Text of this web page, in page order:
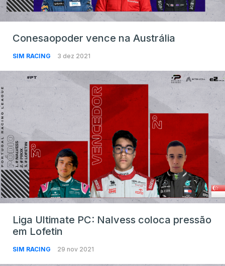
Conesaopoder vence na Austrália
SIM RACING 3 dez 2021
Liga Ultimate PC: Nalvess coloca pressão
em Lofetin
SIM RACING 29 nov 2021